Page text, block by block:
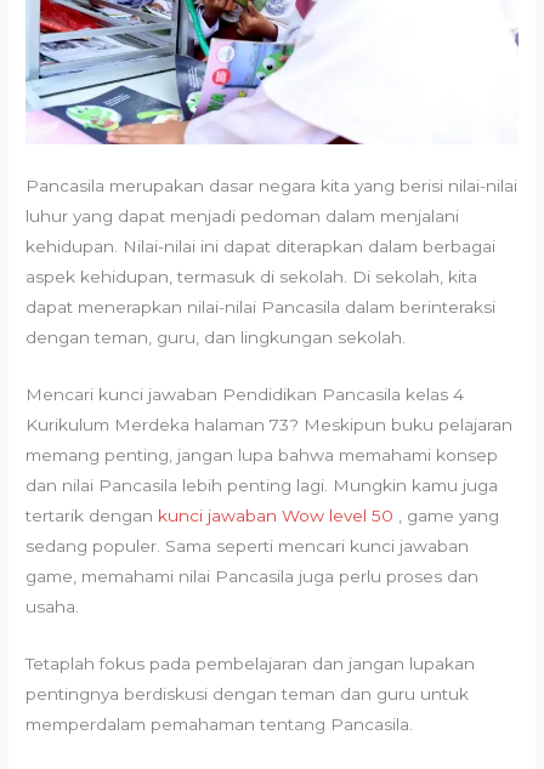
Pancasila merupakan dasar negara kita yang berisi nilai-nilai
luhur yang dapat menjadi pedoman dalam menjalani
kehidupan. Nilai-nilai ini dapat diterapkan dalam berbagai
aspek kehidupan, termasuk di sekolah. Di sekolah, kita
dapat menerapkan nilai-nilai Pancasila dalam berinteraksi
dengan teman, guru, dan lingkungan sekolah.
Mencari kunci jawaban Pendidikan Pancasila kelas 4
Kurikulum Merdeka halaman 73? Meskipun buku pelajaran
memang penting, jangan lupa bahwa memahami konsep
dan nilai Pancasila lebih penting lagi. Mungkin kamu juga
tertarik dengan kunci jawaban Wow level 50 , game yang
sedang populer. Sama seperti mencari kunci jawaban
game, memahami nilai Pancasila juga perlu proses dan
usaha.
Tetaplah fokus pada pembelajaran dan jangan lupakan
pentingnya berdiskusi dengan teman dan guru untuk
memperdalam pemahaman tentang Pancasila.